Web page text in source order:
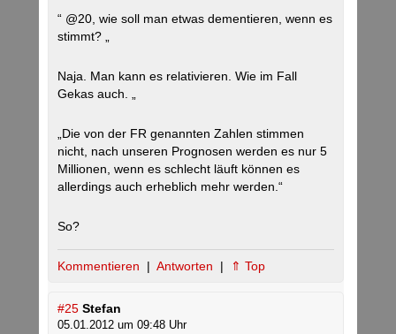
“ @20, wie soll man etwas dementieren, wenn es
stimmt? „
Naja. Man kann es relativieren. Wie im Fall
Gekas auch. „
„Die von der FR genannten Zahlen stimmen
nicht, nach unseren Prognosen werden es nur 5
Millionen, wenn es schlecht läuft können es
allerdings auch erheblich mehr werden.“
So?
Kommentieren | Antworten | ⇑ Top
#25 Stefan
05.01.2012 um 09:48 Uhr